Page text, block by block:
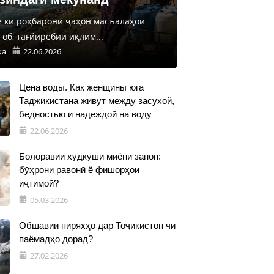
ки роҳбарони ҷаҳон масъалаҳои
тағйирёбии иқлим...
22.06.2026
Цена воды. Как женщины юга
Таджикистана живут между засухой,
бедностью и надеждой на воду
22.06.2026
Болоравии худкушӣ миёни занон:
бӯҳрони равонӣ ё фишорҳои
иҷтимоӣ?
05.03.2026
Обшавии пиряхҳо дар Тоҷикистон чӣ
паёмадҳо дорад?
27.02.2026